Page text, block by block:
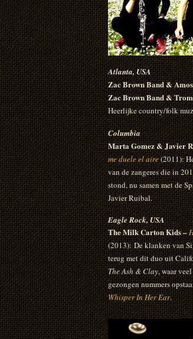
Atlanta, USA
Zac Brown Band &
Zac Brown Band &
Heerlijke country/folk
Columbia
Marta Gomez & Javier
me duele el aire(2011):
van de zangeres die in
stond, nu samen met de
Javier Ruibal.
Eagle Rock, USA
The Milk Carton Kids –
(2013): De klanken van
terug met dit duo uit
The Ash & Clay, waar
gezongen nummers
Whisper In Her Ear.